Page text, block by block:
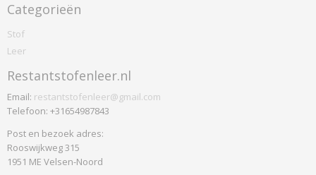
Categorieën
Stof
Leer
Restantstofenleer.nl
Email: restantstofenleer@gmail.com
Telefoon: +31654987843
Post en bezoek adres:
Rooswijkweg 315
1951 ME Velsen-Noord